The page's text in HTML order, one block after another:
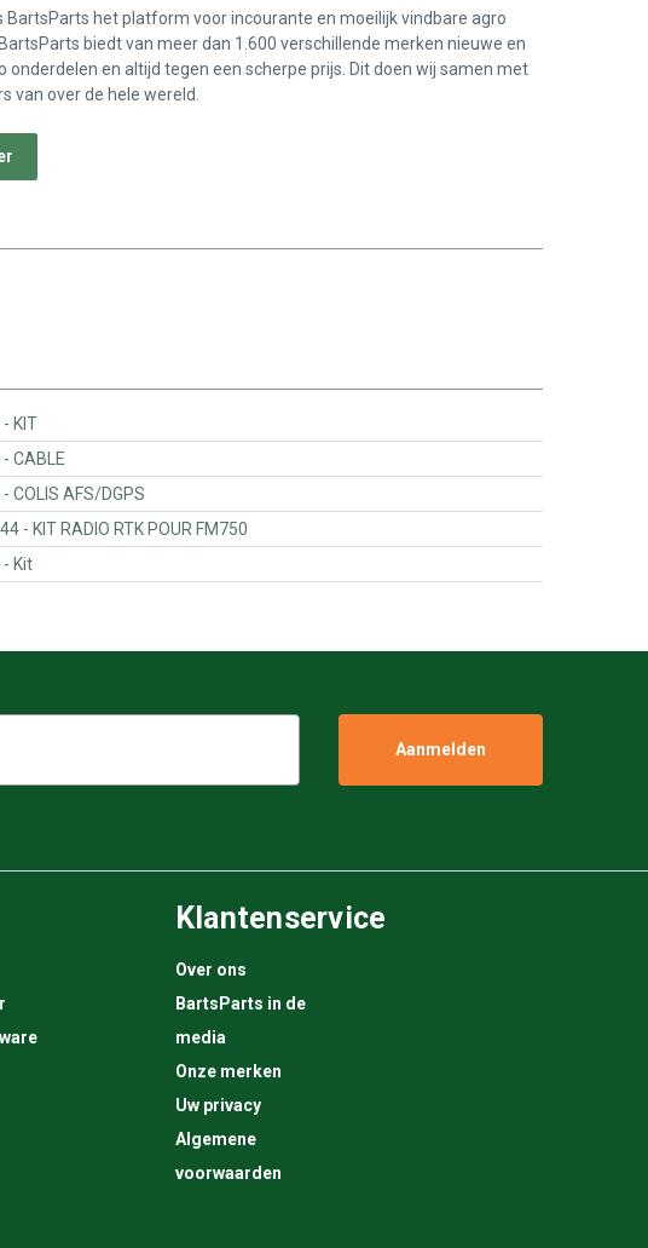
BartsParts het platform voor incourante en moeilijk vindbare agro
biedt van meer dan 1.600 verschillende merken nieuwe en
onderdelen en altijd tegen een scherpe prijs. Dit doen wij samen met
van over de hele wereld.
Case IH - ZTN67095 - KIT
Case IH - ZTN54602 - CABLE
Case IH - ZTN75834 - COLIS AFS/DGPS
Case IH - ZTN7875044 - KIT RADIO RTK POUR FM750
Case IH - ZTN75741 - Kit
Klantenservice
Over ons
BartsParts in de
media
Onze merken
Uw privacy
Algemene
voorwaarden